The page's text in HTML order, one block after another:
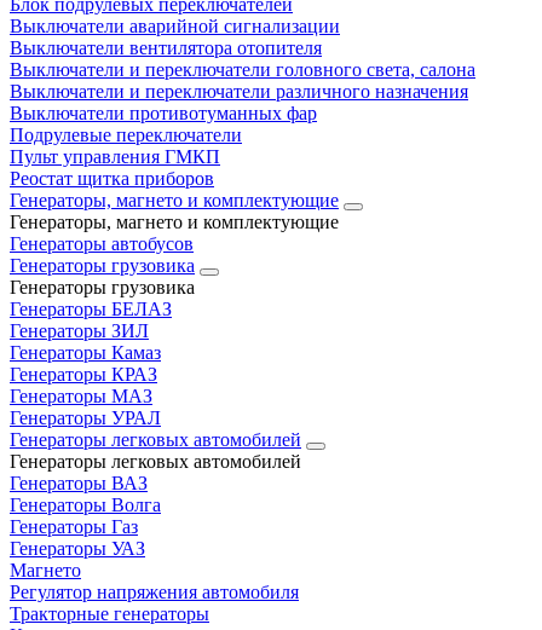
Блок подрулевых переключателей
Выключатели аварийной сигнализации
Выключатели вентилятора отопителя
Выключатели и переключатели головного света, салона
Выключатели и переключатели различного назначения
Выключатели противотуманных фар
Подрулевые переключатели
Пульт управления ГМКП
Реостат щитка приборов
Генераторы, магнето и комплектующие
Генераторы, магнето и комплектующие
Генераторы автобусов
Генераторы грузовика
Генераторы грузовика
Генераторы БЕЛАЗ
Генераторы ЗИЛ
Генераторы Камаз
Генераторы КРАЗ
Генераторы МАЗ
Генераторы УРАЛ
Генераторы легковых автомобилей
Генераторы легковых автомобилей
Генераторы ВАЗ
Генераторы Волга
Генераторы Газ
Генераторы УАЗ
Магнето
Регулятор напряжения автомобиля
Тракторные генераторы